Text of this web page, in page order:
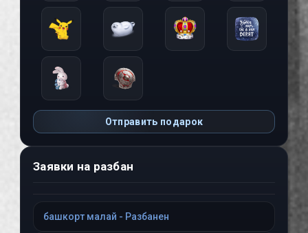
Отправить подарок
Заявки на разбан
башкорт малай - Разбанен